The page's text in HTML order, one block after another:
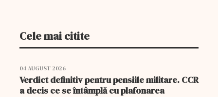
Cele mai citite
04 AUGUST 2026
Verdict definitiv pentru pensiile militare. CCR
a decis ce se întâmplă cu plafonarea